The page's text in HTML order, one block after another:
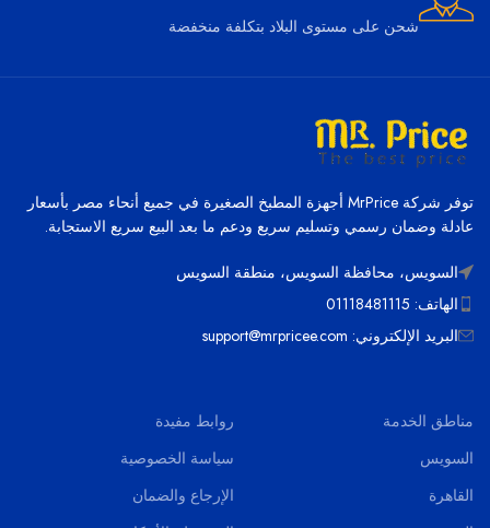
شحن على مستوى البلاد بتكلفة منخفضة
توفر شركة MrPrice أجهزة المطبخ الصغيرة في جميع أنحاء مصر بأسعار
عادلة وضمان رسمي وتسليم سريع ودعم ما بعد البيع سريع الاستجابة.
السويس، محافظة السويس، منطقة السويس
الهاتف: 01118481115
البريد الإلكتروني: support@mrpricee.com
مناطق الخدمة
السويس
القاهرة
روابط مفيدة
سياسة الخصوصية
الإرجاع والضمان